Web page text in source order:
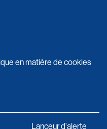
en matière de cookies
Lanceur d'alerte